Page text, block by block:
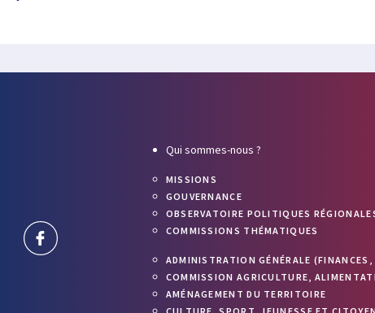
Qui sommes-nous ?
MISSIONS
GOUVERNANCE
OBSERVATOIRE POLITIQUES
COMMISSIONS THÉMATIQUES
ADMINISTRATION GÉNÉRALE
COMMISSION AGRICULTURE,
AMÉNAGEMENT DU TERRITOIRE